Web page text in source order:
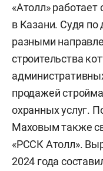
«Атолл» работает
в Казани. Судя по
разными
строительства
продажей
охранных услуг.
Маховым также
«РССК Атолл».
2024 года